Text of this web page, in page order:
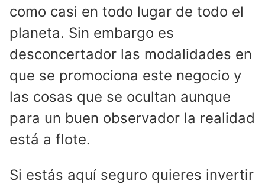
como casi en todo lugar de todo el
planeta. Sin embargo es
desconcertador las modalidades en
que se promociona este negocio y
las cosas que se ocultan aunque
para un buen observador la realidad
está a flote.
Si estás aquí seguro quieres invertir